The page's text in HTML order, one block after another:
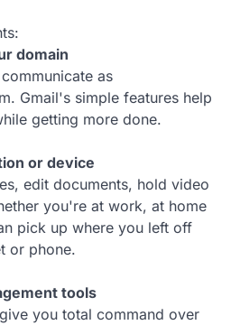
domain
as
Gmail's simple features help
getting more done.
or device
edit documents, hold video
you're at work, at home
pick up where you left off
or phone.
tools
you total command over